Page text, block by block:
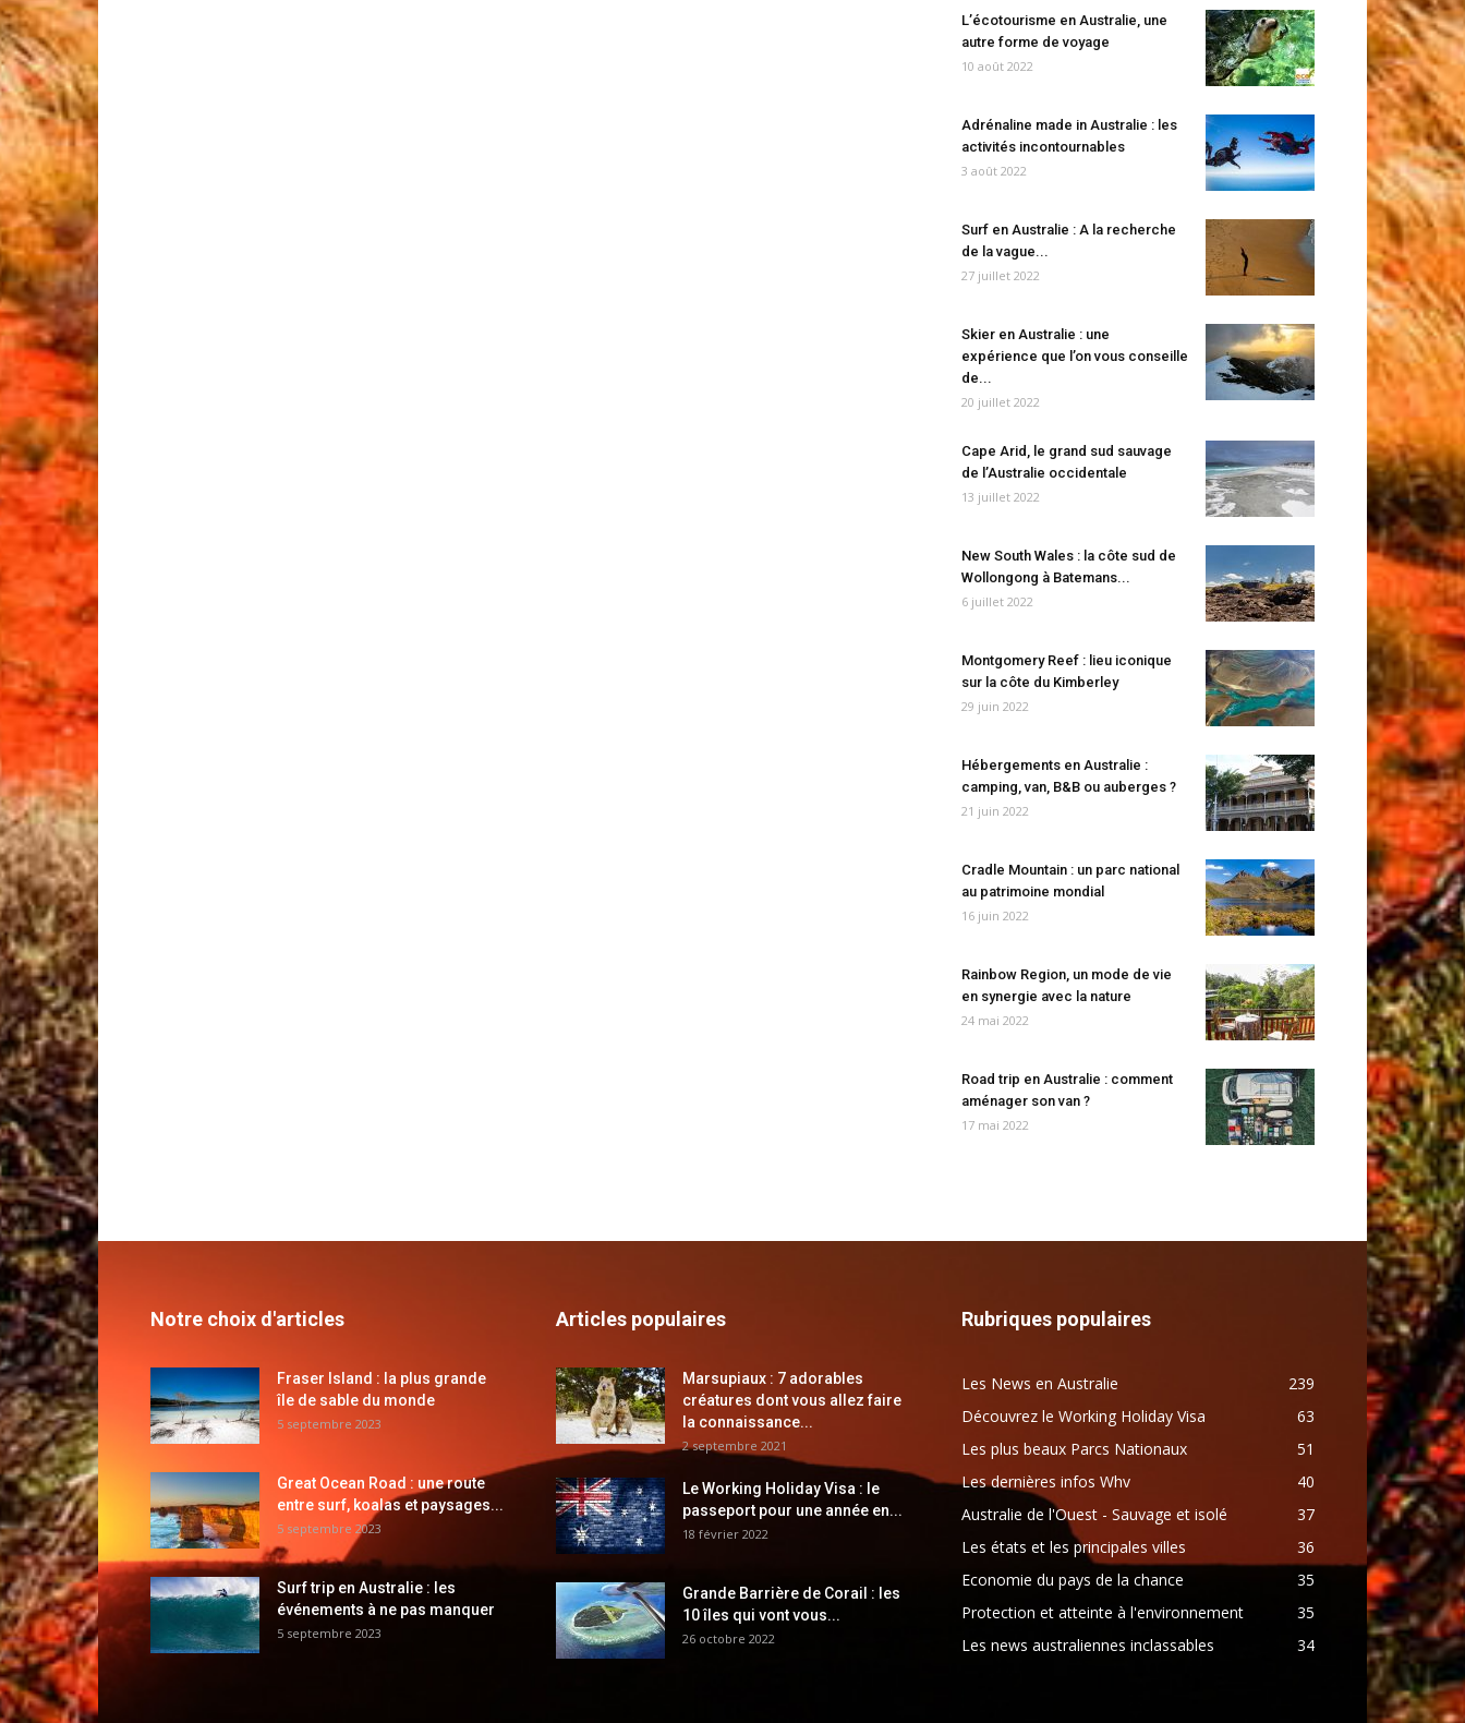
L’écotourisme en Australie, une
autre forme de voyage
10 août 2022
Adrénaline made in Australie : les
activités incontournables
3 août 2022
Surf en Australie : A la recherche
de la vague...
27 juillet 2022
Skier en Australie : une
expérience que l’on vous conseille
de...
20 juillet 2022
Cape Arid, le grand sud sauvage
de l’Australie occidentale
13 juillet 2022
New South Wales : la côte sud de
Wollongong à Batemans...
6 juillet 2022
Montgomery Reef : lieu iconique
sur la côte du Kimberley
29 juin 2022
Hébergements en Australie :
camping, van, B&B ou auberges ?
21 juin 2022
Cradle Mountain : un parc national
au patrimoine mondial
16 juin 2022
Rainbow Region, un mode de vie
en synergie avec la nature
24 mai 2022
Road trip en Australie : comment
aménager son van ?
17 mai 2022
Notre choix d'articles
Fraser Island : la plus grande
île de sable du monde
5 septembre 2023
Great Ocean Road : une route
entre surf, koalas et paysages...
5 septembre 2023
Surf trip en Australie : les
événements à ne pas manquer
5 septembre 2023
Articles populaires
Marsupiaux : 7 adorables
créatures dont vous allez faire
la connaissance...
2 septembre 2021
Le Working Holiday Visa : le
passeport pour une année en...
18 février 2022
Grande Barrière de Corail : les
10 îles qui vont vous...
26 octobre 2022
Rubriques populaires
Les News en Australie
239
Découvrez le Working Holiday Visa
63
Les plus beaux Parcs Nationaux
51
Les dernières infos Whv
40
Australie de l'Ouest - Sauvage et isolé
37
Les états et les principales villes
36
Economie du pays de la chance
35
Protection et atteinte à l'environnement
35
Les news australiennes inclassables
34